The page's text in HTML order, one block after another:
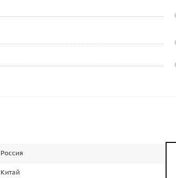
Россия
Китай